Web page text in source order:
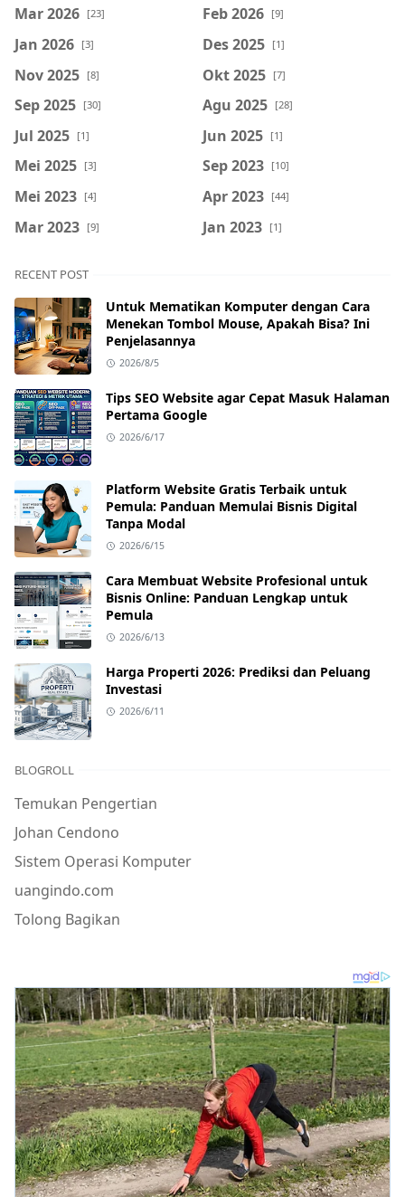
Mar 2026 [23] Feb 2026 [9]
Jan 2026 [3] Des 2025 [1]
Nov 2025 [8] Okt 2025 [7]
Sep 2025 [30] Agu 2025 [28]
Jul 2025 [1] Jun 2025 [1]
Mei 2025 [3] Sep 2023 [10]
Mei 2023 [4] Apr 2023 [44]
Mar 2023 [9] Jan 2023 [1]
RECENT POST
Untuk Mematikan Komputer dengan Cara
Menekan Tombol Mouse, Apakah Bisa? Ini
Penjelasannya
2026/8/5
Tips SEO Website agar Cepat Masuk Halaman
Pertama Google
2026/6/17
Platform Website Gratis Terbaik untuk
Pemula: Panduan Memulai Bisnis Digital
Tanpa Modal
2026/6/15
Cara Membuat Website Profesional untuk
Bisnis Online: Panduan Lengkap untuk
Pemula
2026/6/13
Harga Properti 2026: Prediksi dan Peluang
Investasi
2026/6/11
BLOGROLL
Temukan Pengertian
Johan Cendono
Sistem Operasi Komputer
uangindo.com
Tolong Bagikan